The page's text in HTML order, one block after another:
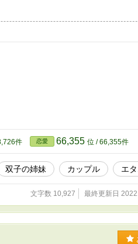
件 恋愛 66,355 位 / 66,355件
双子の姉妹 カップル エ
文字数 10,927 最終更新日